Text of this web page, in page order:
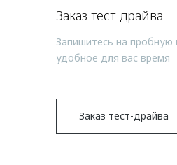
Заказ тест-драйва
Запишитесь на пробную
удобное для вас время
Заказ тест-драйва